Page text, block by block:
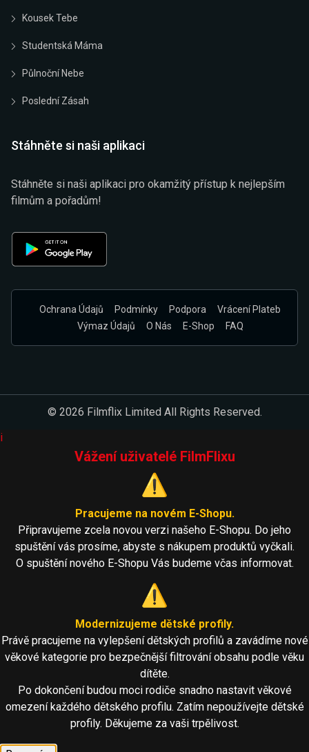
Kousek Tebe
Studentská Máma
Půlnoční Nebe
Poslední Zásah
Stáhněte si naši aplikaci
Stáhněte si naši aplikaci pro okamžitý přístup k nejlepším
filmům a pořadům!
Ochrana Údajů Podmínky Podpora
Vrácení Plateb
Výmaz Údajů
O Nás E-Shop FAQ
© 2026 Filmflix Limited All Rights Reserved.
i
Vážení uživatelé FilmFlixu
⚠️
Pracujeme na novém E-Shopu.
Připravujeme zcela novou verzi našeho E-Shopu. Do jeho
spuštění vás prosíme, abyste s nákupem produktů vyčkali.
O spuštění nového E-Shopu Vás budeme včas informovat.
⚠️
Modernizujeme dětské profily.
Právě pracujeme na vylepšení dětských profilů a zavádíme nové
věkové kategorie pro bezpečnější filtrování obsahu podle věku
dítěte.
Po dokončení budou moci rodiče snadno nastavit věkové
omezení každého dětského profilu. Zatím nepoužívejte dětské
profily. Děkujeme za vaši trpělivost.